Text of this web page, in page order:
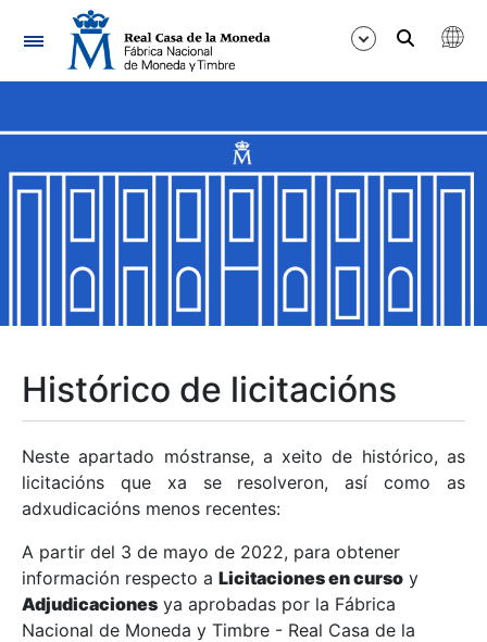
Navegación
Mostrar/Ocultar
Mostrar/Ocultar
Mostrar/Ocultar
Mostrar/Ocultar
Mostrar/Ocultar
Mostrar/Ocultar
Histórico de licitacións
Neste apartado móstranse, a xeito de histórico, as
licitacións que xa se resolveron, así como as
adxudicacións menos recentes:
A partir del 3 de mayo de 2022, para obtener
información respecto a Licitaciones en curso y
Adjudicaciones ya aprobadas por la Fábrica
Nacional de Moneda y Timbre - Real Casa de la